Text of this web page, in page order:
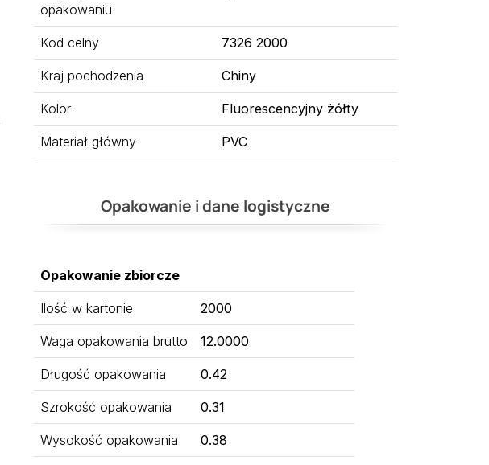
opakowaniu
Kod celny 7326 2000
Kraj pochodzenia Chiny
Kolor Fluorescencyjny żółty
Materiał główny PVC
Opakowanie i dane logistyczne
Opakowanie zbiorcze
Ilość w kartonie 2000
Waga opakowania brutto 12.0000
Długość opakowania 0.42
Szrokość opakowania 0.31
Wysokość opakowania 0.38